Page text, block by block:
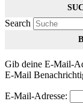
Search
Gib deine E-Mail-
E-Mail
E-Mail-Adresse: